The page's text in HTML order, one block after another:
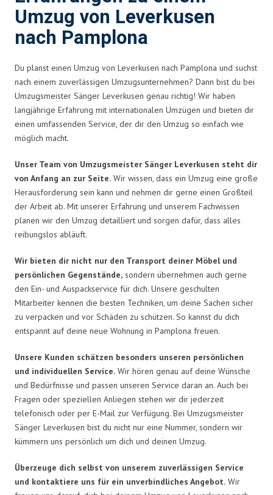
Umzug von Leverkusen
nach Pamplona
Du planst einen Umzug von Leverkusen nach Pamplona und suchst
nach einem zuverlässigen Umzugsunternehmen? Dann bist du bei
Umzugsmeister Sänger Leverkusen genau richtig! Wir haben
langjährige Erfahrung mit internationalen Umzügen und bieten dir
einen umfassenden Service, der dir den Umzug so einfach wie
möglich macht.
Unser Team von Umzugsmeister Sänger Leverkusen steht dir
von Anfang an zur Seite. Wir wissen, dass ein Umzug eine große
Herausforderung sein kann und nehmen dir gerne einen Großteil
der Arbeit ab. Mit unserer Erfahrung und unserem Fachwissen
planen wir den Umzug detailliert und sorgen dafür, dass alles
reibungslos abläuft.
Wir bieten dir nicht nur den Transport deiner Möbel und
persönlichen Gegenstände, sondern übernehmen auch gerne
den Ein- und Auspackservice für dich. Unsere geschulten
Mitarbeiter kennen die besten Techniken, um deine Sachen sicher
zu verpacken und vor Schäden zu schützen. So kannst du dich
entspannt auf deine neue Wohnung in Pamplona freuen.
Unsere Kunden schätzen besonders unseren persönlichen
und individuellen Service. Wir hören genau auf deine Wünsche
und Bedürfnisse und passen unseren Service daran an. Auch bei
Fragen oder speziellen Anliegen stehen wir dir jederzeit
telefonisch oder per E-Mail zur Verfügung. Bei Umzugsmeister
Sänger Leverkusen bist du nicht nur eine Nummer, sondern wir
kümmern uns persönlich um dich und deinen Umzug.
Überzeuge dich selbst von unserem zuverlässigen Service
und kontaktiere uns für ein unverbindliches Angebot. Wir